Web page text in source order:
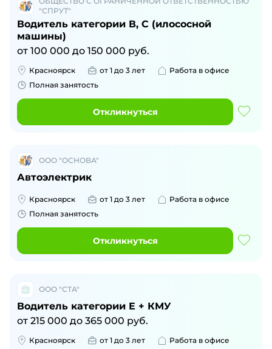
"СПРУТ"
Водитель категории В, С (илососной
машины)
от 100 000 до 150 000 руб.
Красноярск от 1 до 3 лет
Работа в офисе
Полная занятость
Откликнуться
ООО "ОСНОВА"
Автоэлектрик
Красноярск от 1 до 3 лет
Работа в офисе
Полная занятость
Откликнуться
ООО "СТА"
Водитель категории Е + КМУ
от 215 000 до 365 000 руб.
Красноярск от 1 до 3 лет
Работа в офисе